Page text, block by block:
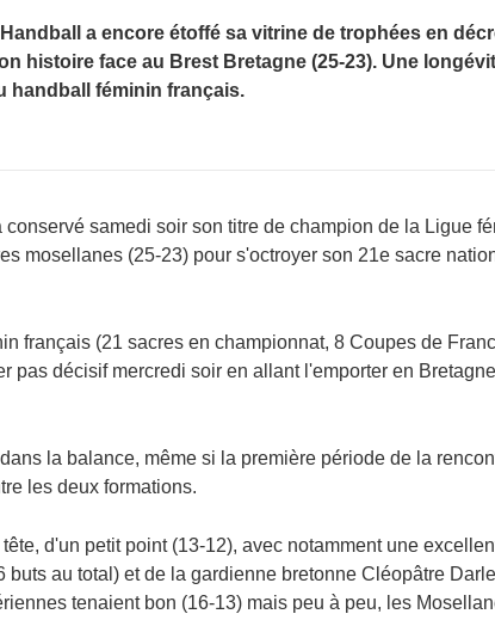
a encore étoffé sa vitrine de trophées en
histoire face au Brest Bretagne (25-23). Une
handball féminin français.
samedi soir son titre de champion de la Ligue
mosellanes (25-23) pour s'octroyer son 21e sacre
français (21 sacres en championnat, 8 Coupes de
pas décisif mercredi soir en allant l'emporter en
la balance, même si la première période de la
les deux formations.
d'un petit point (13-12), avec notamment une
au total) et de la gardienne bretonne Cléopâtre
tenaient bon (16-13) mais peu à peu, les